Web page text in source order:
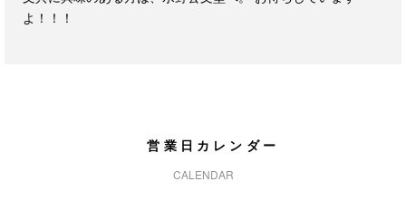
よ！！！
営業日カレンダー
CALENDAR